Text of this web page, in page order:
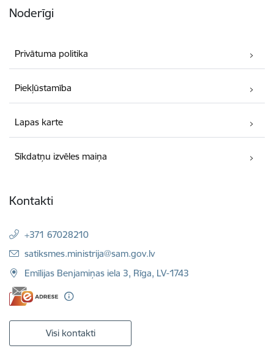
Noderīgi
Privātuma politika
Piekļūstamība
Lapas karte
Sīkdatņu izvēles maiņa
Kontakti
+371 67028210
E-pasts:
satiksmes.ministrija@sam.gov.lv
Emīlijas Benjamiņas iela 3, Rīga, LV-1743
Visi kontakti